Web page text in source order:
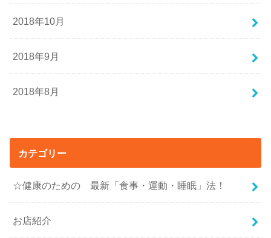
2018年10月
2018年9月
2018年8月
カテゴリー
☆健康のための 最新「食事・運動・睡眠」法！
お店紹介